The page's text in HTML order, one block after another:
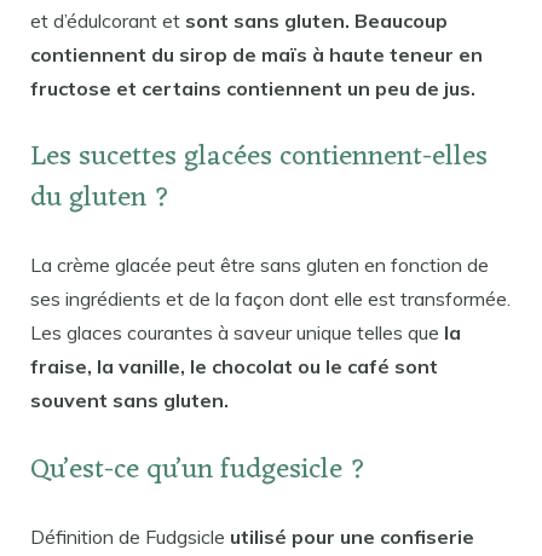
et d’édulcorant et sont sans gluten. Beaucoup
contiennent du sirop de maïs à haute teneur en
fructose et certains contiennent un peu de jus.
Les sucettes glacées contiennent-elles
du gluten ?
La crème glacée peut être sans gluten en fonction de
ses ingrédients et de la façon dont elle est transformée.
Les glaces courantes à saveur unique telles que la
fraise, la vanille, le chocolat ou le café sont
souvent sans gluten.
Qu’est-ce qu’un fudgesicle ?
Définition de Fudgsicle utilisé pour une confiserie